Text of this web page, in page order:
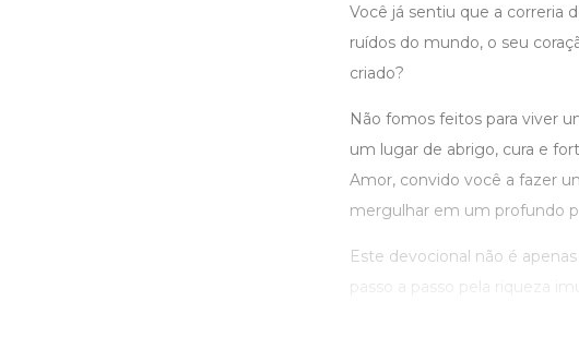
Você já sentiu que a correria
ruídos do mundo, o seu
criado?
Não fomos feitos para viver
um lugar de abrigo, cura e
Amor, convido você a fazer
mergulhar em um profundo
Este devocional não é
passo a passo pela riqueza